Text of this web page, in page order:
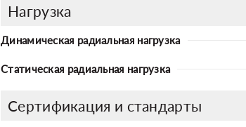
Нагрузка
Динамическая радиальная нагрузка
Статическая радиальная нагрузка
Сертификация и стандарты